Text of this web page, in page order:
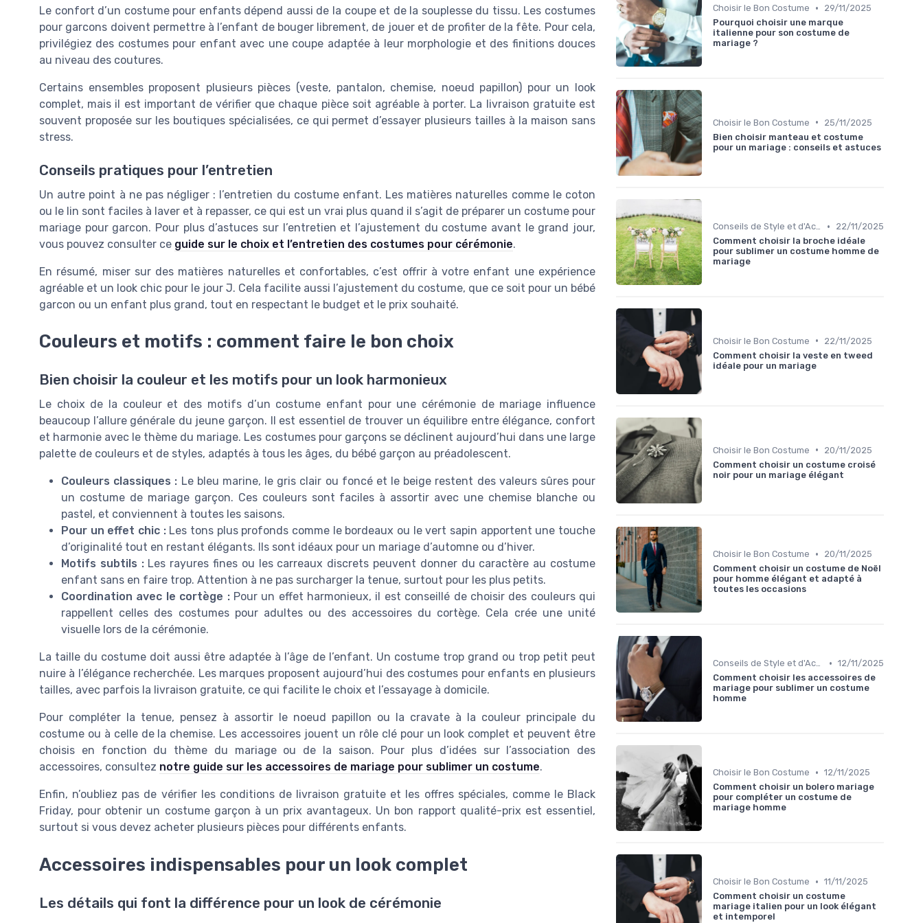
Le confort d’un costume pour enfants dépend aussi de la coupe et de la souplesse du tissu. Les costumes
pour garcons doivent permettre à l’enfant de bouger librement, de jouer et de profiter de la fête. Pour cela,
privilégiez des costumes pour enfant avec une coupe adaptée à leur morphologie et des finitions douces
au niveau des coutures.
Certains ensembles proposent plusieurs pièces (veste, pantalon, chemise, noeud papillon) pour un look
complet, mais il est important de vérifier que chaque pièce soit agréable à porter. La livraison gratuite est
souvent proposée sur les boutiques spécialisées, ce qui permet d’essayer plusieurs tailles à la maison sans
stress.
Conseils pratiques pour l’entretien
Un autre point à ne pas négliger : l’entretien du costume enfant. Les matières naturelles comme le coton
ou le lin sont faciles à laver et à repasser, ce qui est un vrai plus quand il s’agit de préparer un costume pour
mariage pour garcon. Pour plus d’astuces sur l’entretien et l’ajustement du costume avant le grand jour,
vous pouvez consulter ce guide sur le choix et l’entretien des costumes pour cérémonie.
En résumé, miser sur des matières naturelles et confortables, c’est offrir à votre enfant une expérience
agréable et un look chic pour le jour J. Cela facilite aussi l’ajustement du costume, que ce soit pour un bébé
garcon ou un enfant plus grand, tout en respectant le budget et le prix souhaité.
Couleurs et motifs : comment faire le bon choix
Bien choisir la couleur et les motifs pour un look harmonieux
Le choix de la couleur et des motifs d’un costume enfant pour une cérémonie de mariage influence
beaucoup l’allure générale du jeune garçon. Il est essentiel de trouver un équilibre entre élégance, confort
et harmonie avec le thème du mariage. Les costumes pour garçons se déclinent aujourd’hui dans une large
palette de couleurs et de styles, adaptés à tous les âges, du bébé garçon au préadolescent.
Couleurs classiques : Le bleu marine, le gris clair ou foncé et le beige restent des valeurs sûres pour
un costume de mariage garçon. Ces couleurs sont faciles à assortir avec une chemise blanche ou
pastel, et conviennent à toutes les saisons.
Pour un effet chic :Les tons plus profonds comme le bordeaux ou le vert sapin apportent une touche
d’originalité tout en restant élégants. Ils sont idéaux pour un mariage d’automne ou d’hiver.
Motifs subtils :Les rayures fines ou les carreaux discrets peuvent donner du caractère au costume
enfant sans en faire trop. Attention à ne pas surcharger la tenue, surtout pour les plus petits.
Coordination avec le cortège :Pour un effet harmonieux, il est conseillé de choisir des couleurs qui
rappellent celles des costumes pour adultes ou des accessoires du cortège. Cela crée une unité
visuelle lors de la cérémonie.
La taille du costume doit aussi être adaptée à l’âge de l’enfant. Un costume trop grand ou trop petit peut
nuire à l’élégance recherchée. Les marques proposent aujourd’hui des costumes pour enfants en plusieurs
tailles, avec parfois la livraison gratuite, ce qui facilite le choix et l’essayage à domicile.
Pour compléter la tenue, pensez à assortir le noeud papillon ou la cravate à la couleur principale du
costume ou à celle de la chemise. Les accessoires jouent un rôle clé pour un look complet et peuvent être
choisis en fonction du thème du mariage ou de la saison. Pour plus d’idées sur l’association des
accessoires, consultez notre guide sur les accessoires de mariage pour sublimer un costume.
Enfin, n’oubliez pas de vérifier les conditions de livraison gratuite et les offres spéciales, comme le Black
Friday, pour obtenir un costume garçon à un prix avantageux. Un bon rapport qualité-prix est essentiel,
surtout si vous devez acheter plusieurs pièces pour différents enfants.
Accessoires indispensables pour un look complet
Les détails qui font la différence pour un look de cérémonie
Choisir le Bon Costume •
29/11/2025
Pourquoi choisir une marque
italienne pour son costume de
mariage ?
Choisir le Bon Costume •
25/11/2025
Bien choisir manteau et costume
pour un mariage : conseils et astuces
Conseils de Style et d'Accessoires •
22/11/2025
Comment choisir la broche idéale
pour sublimer un costume homme de
mariage
Choisir le Bon Costume •
22/11/2025
Comment choisir la veste en tweed
idéale pour un mariage
Choisir le Bon Costume •
20/11/2025
Comment choisir un costume croisé
noir pour un mariage élégant
Choisir le Bon Costume •
20/11/2025
Comment choisir un costume de Noël
pour homme élégant et adapté à
toutes les occasions
Conseils de Style et d'Accessoires • 12/11/2025
Comment choisir les accessoires de
mariage pour sublimer un costume
homme
Choisir le Bon Costume • 12/11/2025
Comment choisir un bolero mariage
pour compléter un costume de
mariage homme
Choisir le Bon Costume • 11/11/2025
Comment choisir un costume
mariage italien pour un look élégant
et intemporel